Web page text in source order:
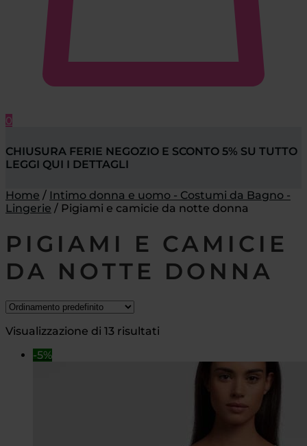
0
CHIUSURA FERIE NEGOZIO E SCONTO 5% SU TUTTO
LEGGI QUI I DETTAGLI
Home / Intimo donna e uomo - Costumi da Bagno -
Lingerie / Pigiami e camicie da notte donna
PIGIAMI E CAMICIE
DA NOTTE DONNA
Visualizzazione di 13 risultati
-5%